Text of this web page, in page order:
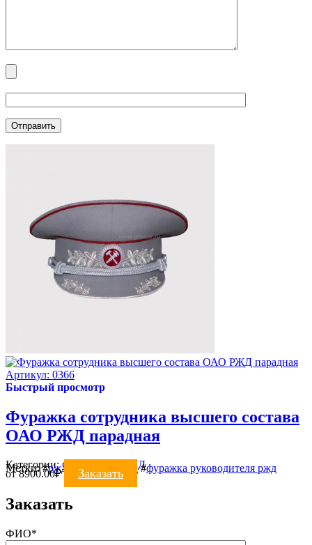
Артикул: 0366
Быстрый просмотр
Фуражка сотрудника высшего состава
ОАО РЖД парадная
Категории: ФУРАЖКИ РЖД
Метки:#ржд фуражка ржд#фуражка руководителя ржд
от8900.00₽ Заказать
Заказать
ФИО*